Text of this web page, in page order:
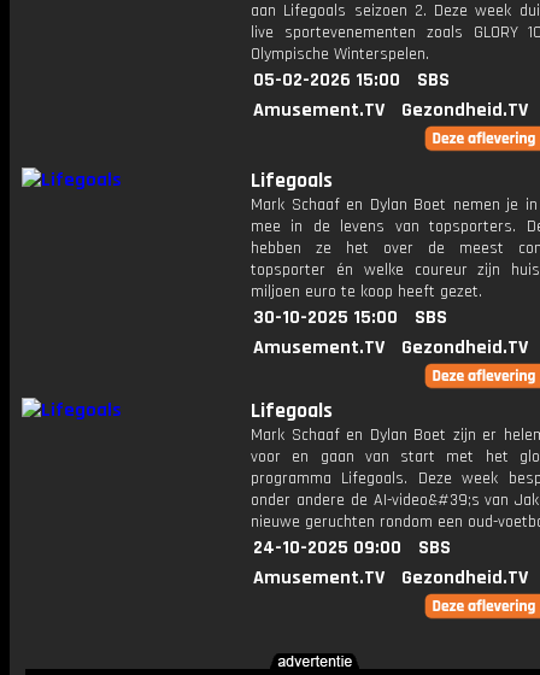
aan Lifegoals seizoen 2. Deze week
live sportevenementen zoals GLORY
Olympische Winterspelen.
05-02-2026 15:00
SBS
Amusement.TV
Gezondheid.TV
Lifegoals
Mark Schaaf en Dylan Boet nemen je
mee in de levens van topsporters.
hebben ze het over de meest
topsporter én welke coureur zijn
miljoen euro te koop heeft gezet.
30-10-2025 15:00
SBS
Amusement.TV
Gezondheid.TV
Lifegoals
Mark Schaaf en Dylan Boet zijn er
voor en gaan van start met het
programma Lifegoals. Deze week
onder andere de AI-video&#39;s van
nieuwe geruchten rondom een oud-
24-10-2025 09:00
SBS
Amusement.TV
Gezondheid.TV